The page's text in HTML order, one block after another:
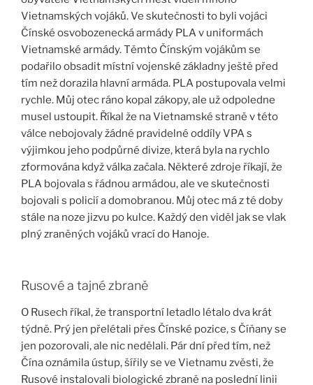
Vietnamských vojáků. Ve skutečnosti to byli vojáci
Čínské osvobozenecká armády PLA v uniformách
Vietnamské armády. Těmto Čínským vojákům se
podařilo obsadit místní vojenské základny ještě před
tím než dorazila hlavní armáda. PLA postupovala velmi
rychle. Můj otec ráno kopal zákopy, ale už odpoledne
musel ustoupit. Říkal že na Vietnamské straně v této
válce nebojovaly žádné pravidelné oddíly VPA s
výjimkou jeho podpůrné divize, která byla na rychlo
zformována když válka začala. Některé zdroje říkají, že
PLA bojovala s řádnou armádou, ale ve skutečnosti
bojovali s policií a domobranou. Můj otec má z té doby
stále na noze jizvu po kulce. Každý den viděl jak se vlak
plný zraněných vojáků vrací do Hanoje.
Rusové a tajné zbraně
O Rusech říkal, že transportní letadlo létalo dva krát
týdně. Prý jen přelétali přes Čínské pozice, s Číňany se
jen pozorovali, ale nic nedělali. Pár dní před tím, než
Čína oznámila ústup, šířily se ve Vietnamu zvěsti, že
Rusové instalovali biologické zbraně na poslední linii